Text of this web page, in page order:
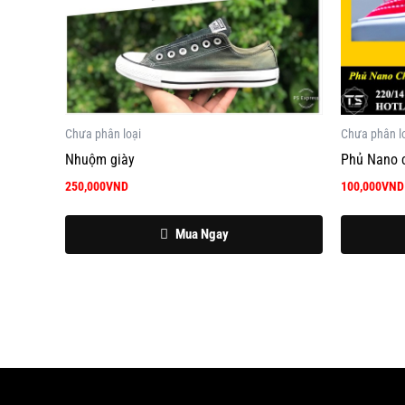
Chưa phân loại
Nhuộm giày
250,000VND
Mua Ngay
Chưa phân
Phủ Nano
100,000VND